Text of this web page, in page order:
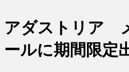
アダストリア
ールに期間限定